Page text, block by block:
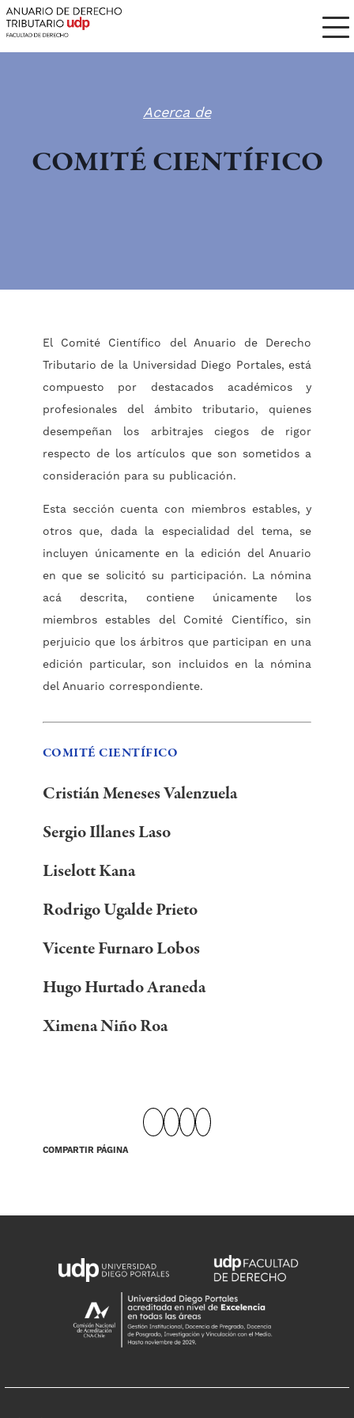
Acerca de
COMITÉ CIENTÍFICO
El Comité Científico del Anuario de Derecho
Tributario de la Universidad Diego Portales, está
compuesto por destacados académicos y
profesionales del ámbito tributario, quienes
desempeñan los arbitrajes ciegos de rigor
respecto de los artículos que son sometidos a
consideración para su publicación.
Esta sección cuenta con miembros estables, y
otros que, dada la especialidad del tema, se
incluyen únicamente en la edición del Anuario
en que se solicitó su participación. La nómina
acá descrita, contiene únicamente los
miembros estables del Comité Científico, sin
perjuicio que los árbitros que participan en una
edición particular, son incluidos en la nómina
del Anuario correspondiente.
COMITÉ CIENTÍFICO
Cristián Meneses Valenzuela
Sergio Illanes Laso
Liselott Kana
Rodrigo Ugalde Prieto
Vicente Furnaro Lobos
Hugo Hurtado Araneda
Ximena Niño Roa
COMPARTIR PÁGINA